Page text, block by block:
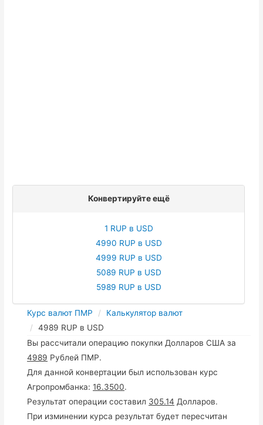
Конвертируйте ещё
1 RUP в USD
4990 RUP в USD
4999 RUP в USD
5089 RUP в USD
5989 RUP в USD
Курс валют ПМР
Калькулятор валют
4989 RUP в USD
Вы рассчитали операцию покупки Долларов США за
4989 Рублей ПМР.
Для данной конвертации был использован курс
Агропромбанка:16.3500.
Результат операции составил 305.14 Долларов.
При изминении курса результат будет пересчитан